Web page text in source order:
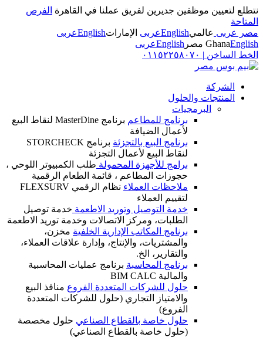
نتطلع لتعيين موظفين جديرين لفريق عملنا في القاهرة الفرص
المتاحة
مصر عربى عالميEnglishعربى الإماراتEnglishعربى
GhanaEnglish مصر Englishعربى
الخط الساخن | ٠١١٥٢٢٥٨٠٧٠
الشركة
المنتجات والحلول
البرمجيات
برنامج للمطاعم
برنامج MasterDine لنقاط البيع
لأعمال الضيافة
برنامج البيع بالتجزئة
برنامج STORCHECK
لنقاط البيع لأعمال التجزئة
برامج للأجهزة المحمولة طلب الكمبيوتر اللوحي ،
حجوزات المطاعم ، قائمة الطعام الرقمية
ملاحظات العملاء
نظام الرقمي FLEXSURV
لتقييم العملاء
خدمة التوصيل وتوريد الاطعمة خدمة توصيل
الطلبات، ومركز الاتصالات وخدمة توريد الاطعمة
برنامج المكاتب الإدارية الخلفية مخزن،
والمشتريات، والإنتاج، وإدارة علاقات العملاء،
والتقارير، الخ.
برنامج المحاسبة برنامج عمليات المحاسبية
والمالية BIM CALC
حلول للشركات المتعددة الفروع منافذ البيع
والامتياز التجاري (حلول للشركات المتعددة
الفروع)
حلول خاصة بالقطاع الصناعي حلول مخصصة
(حلول خاصة بالقطاع الصناعي)